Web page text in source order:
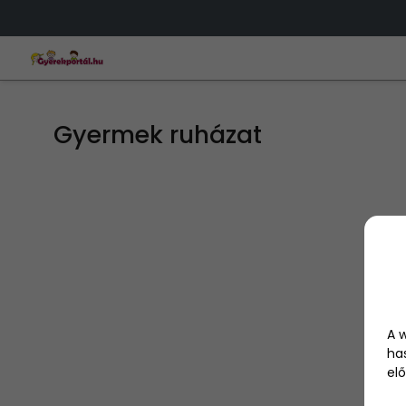
Gyermek ruházat
A